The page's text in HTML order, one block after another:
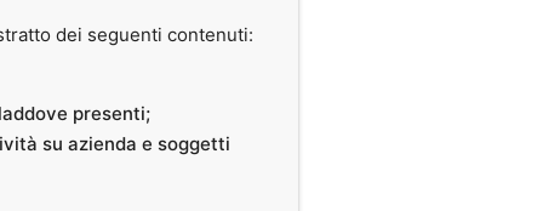
dei seguenti contenuti:
presenti;
su azienda e soggetti